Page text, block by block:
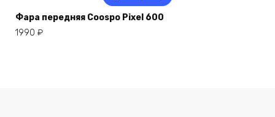
Фара передняя Coospo Pixel 600
1990 ₽